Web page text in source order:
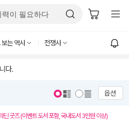
는 역사 전쟁사
다.
옵션
딘 굿즈 (이벤트 도서 포함, 국내도서 3만원 이상)